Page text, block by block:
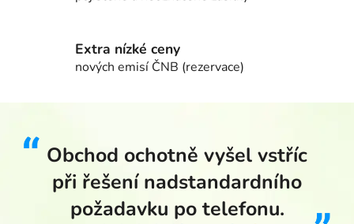
Extra nízké ceny
nových emisí ČNB (rezervace)
Obchod ochotně vyšel vstříc
při řešení nadstandardního
požadavku po telefonu.